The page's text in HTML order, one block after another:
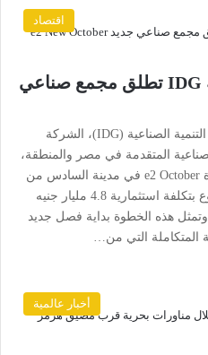
اقتصاد
مجموعة التنمية الصناعية IDG تطلق مجمع صناعي
القاهرة: رأي الأمة أعلنت مجموعة التنمية الصناعية (IDG)، الشركة
المتقدمة في مصر والمنطقة،
عن إطلاق المنطقة الصناعية الجديدة e2 October في مدينة السادس من
أكتوبر الجديدة. سيتم تطوير المشروع بتكلفة استثمارية 4.8 مليار جنيه
مربع. وتمثل هذه الخطوة بداية فصل جديد
المتكاملة التي من…
أخبار عالمية